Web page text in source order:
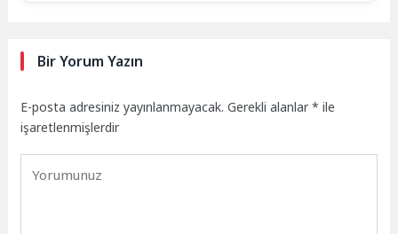
Bir Yorum Yazın
E-posta adresiniz yayınlanmayacak. Gerekli alanlar* ile
işaretlenmişlerdir